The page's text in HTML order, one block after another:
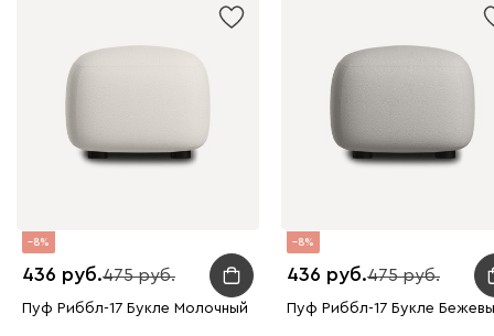
8
436 475
Пуф Риббл-17 Букле Молочный
8
436 475
Пуф Риббл-17 Букле